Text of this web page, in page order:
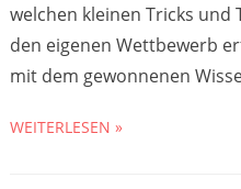
welchen kleinen Tricks und
den eigenen Wettbewerb
mit dem gewonnenen
WEITERLESEN »